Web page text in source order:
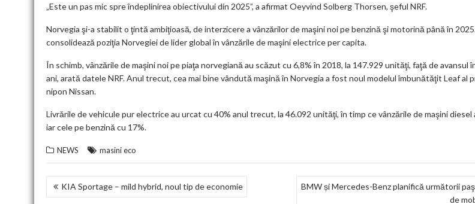
„Este un pas mic spre îndeplinirea obiectivului din 2025”, a afirmat Oeyvind Solberg Thorsen, şeful NRF.
Norvegia şi-a stabilit o ţintă ambiţioasă, de interzicere a vânzărilor de maşini noi pe benzină şi motorină până în
consolidează poziţia Norvegiei de lider global în vânzările de maşini electrice per capita.
În schimb, vânzările de maşini noi pe piaţa norvegiană au scăzut cu 6,8% în 2018, la 147.929 unităţi, faţă de avansul
ani, arată datele NRF. Anul trecut, cea mai bine vândută maşină în Norvegia a fost noul modelul îmbunătăţit Leaf al
nipon Nissan.
Livrările de vehicule pur electrice au urcat cu 40% anul trecut, la 46.092 unităţi, în timp ce vânzările de maşini diesel
iar cele pe benzină cu 17%.
NEWS masini eco
NAVIGARE
KIA Sportage – mild hybrid, noul tip de economie
BMW și Mercedes-Benz planifică următorii
de